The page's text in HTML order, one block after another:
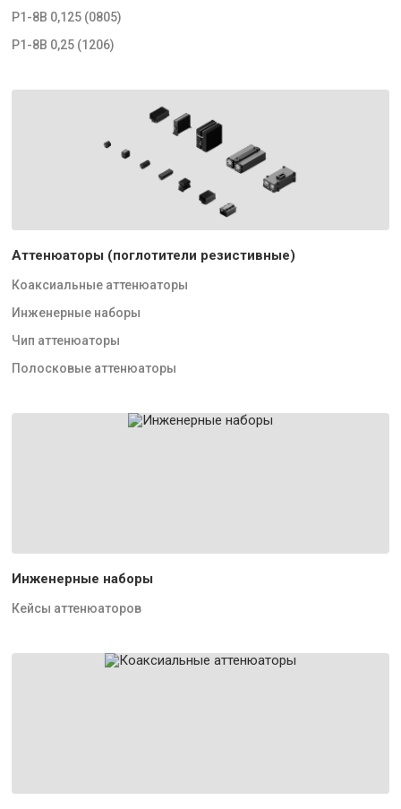
Р1-8В 0,125 (0805)
Р1-8В 0,25 (1206)
Аттенюаторы (поглотители резистивные)
Коаксиальные аттенюаторы
Инженерные наборы
Чип аттенюаторы
Полосковые аттенюаторы
Инженерные наборы
Кейсы аттенюаторов